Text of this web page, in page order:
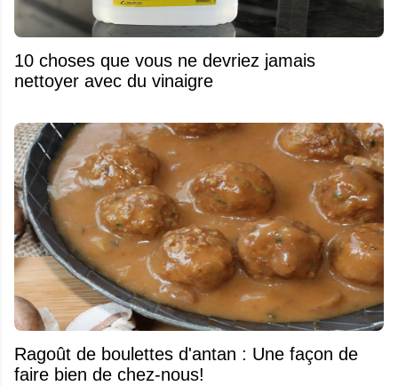
10 choses que vous ne devriez jamais
nettoyer avec du vinaigre
Ragoût de boulettes d'antan : Une façon de
faire bien de chez-nous!